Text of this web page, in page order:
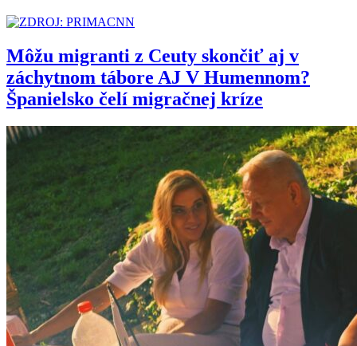
Môžu migranti z Ceuty skončiť aj v
záchytnom tábore AJ V Humennom?
Španielsko čelí migračnej kríze